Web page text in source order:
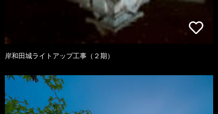
岸和田城ライトアップ工事（２期）